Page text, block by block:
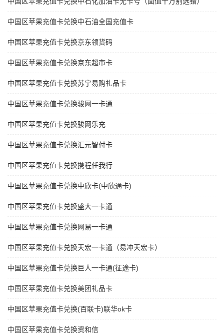
中国区苹果充值卡兑换中石油全国充值卡
中国区苹果充值卡兑换京东领货码
中国区苹果充值卡兑换京东超市卡
中国区苹果充值卡兑换苏宁易购礼品卡
中国区苹果充值卡兑换骏网一卡通
中国区苹果充值卡兑换骏网乐充
中国区苹果充值卡兑换汇元智付卡
中国区苹果充值卡兑换携程任我行
中国区苹果充值卡兑换中欣卡(中欣通卡)
中国区苹果充值卡兑换盛大一卡通
中国区苹果充值卡兑换网易一卡通
中国区苹果充值卡兑换天宏一卡通（易冲天宏卡）
中国区苹果充值卡兑换巨人一卡通(征途卡)
中国区苹果充值卡兑换美团礼品卡
中国区苹果充值卡兑换(百联卡)联华ok卡
中国区苹果充值卡兑换资和信